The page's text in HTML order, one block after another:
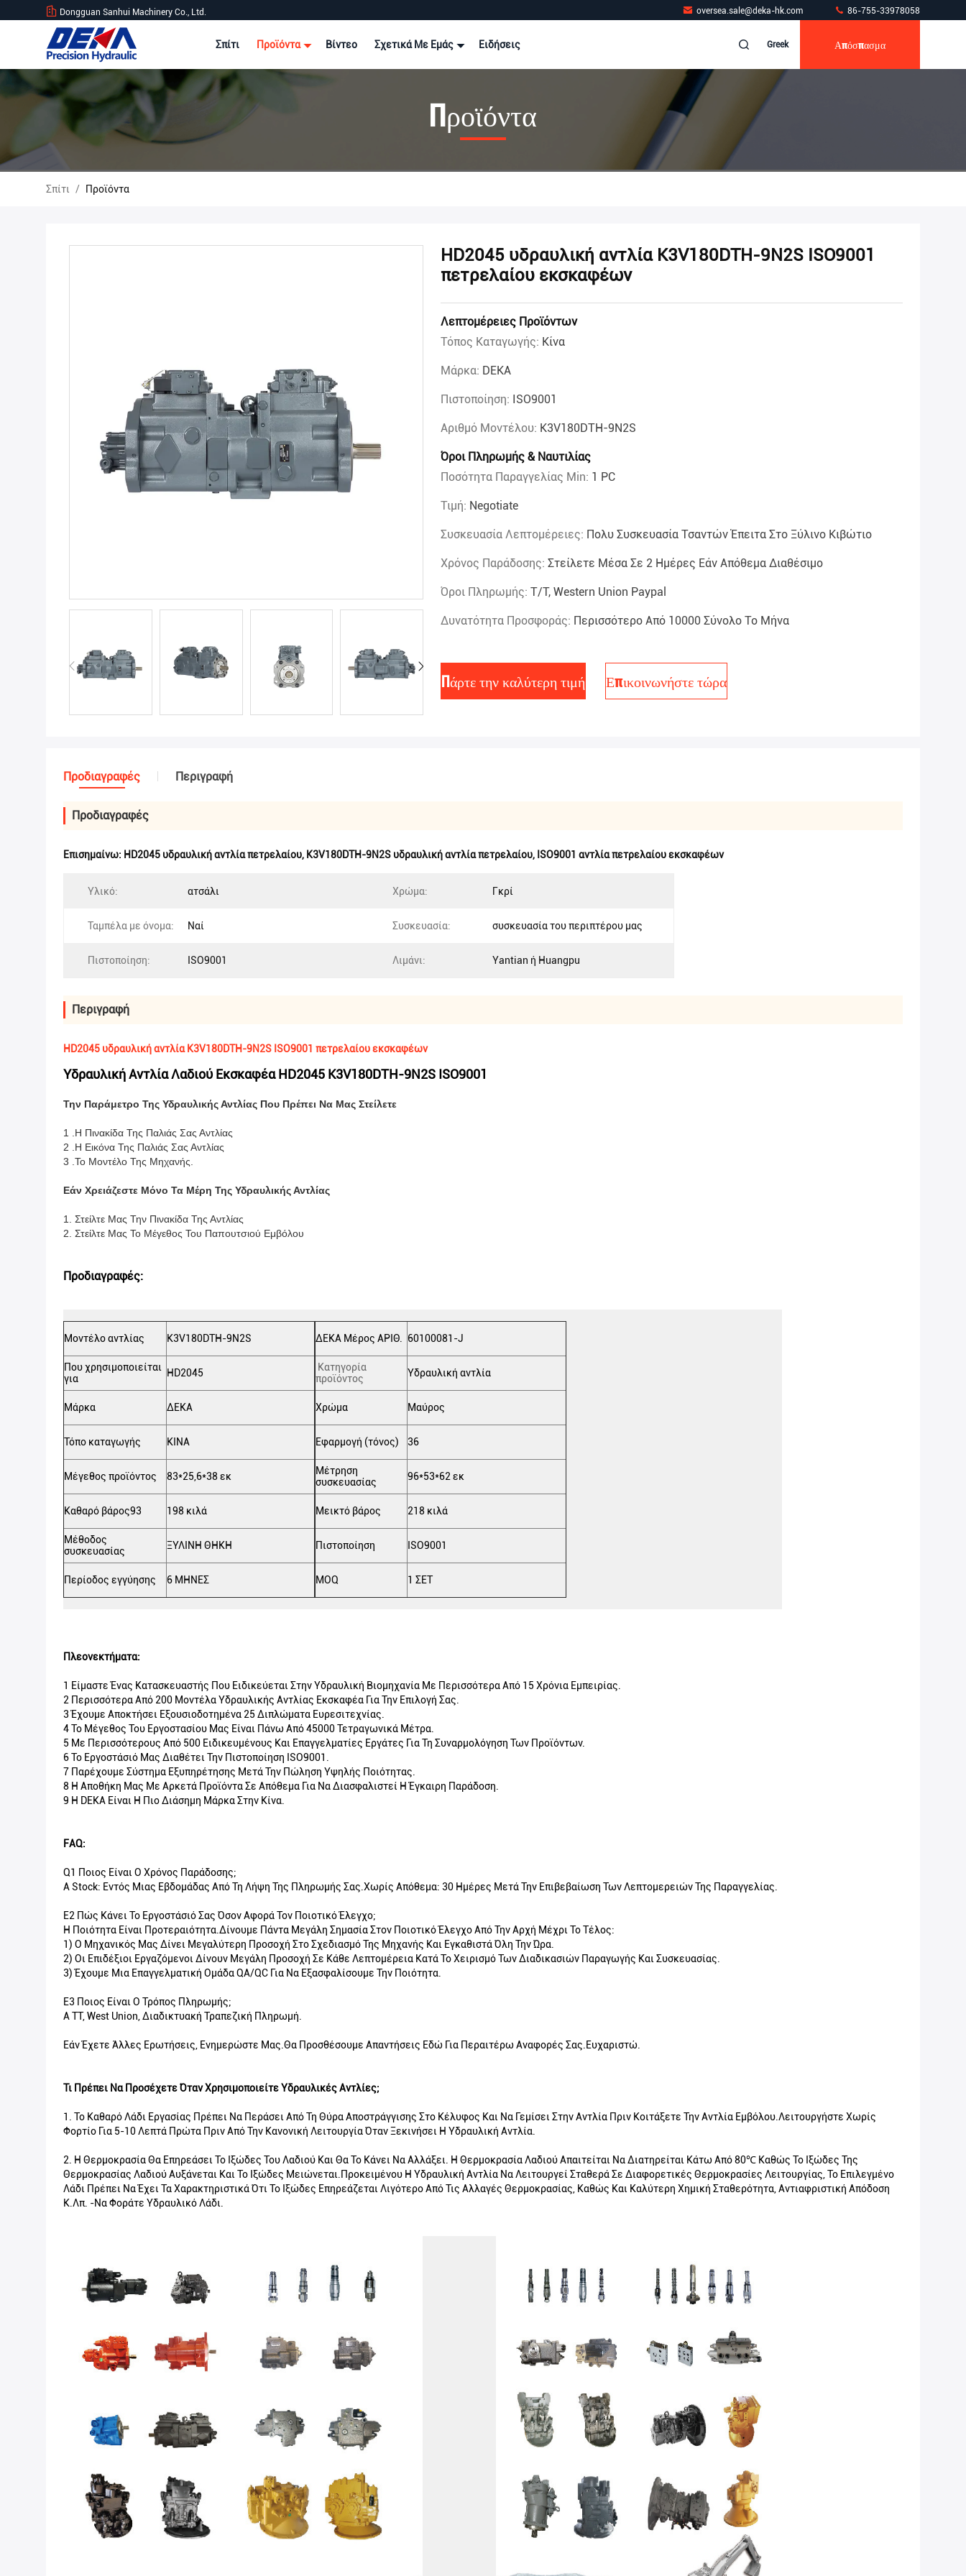
Dongguan Sanhui Machinery Co., Ltd. oversea.sale@deka-hk.com 86-755-33978058
Σπίτι Προϊόντα Βίντεο Σχετικά Με Εμάς Ειδήσεις Greek Απόσπασμα
Προϊόντα
Σπίτι / Προϊόντα
HD2045 υδραυλική αντλία K3V180DTH-9N2S ISO9001
πετρελαίου εκσκαφέων
Λεπτομέρειες Προϊόντων
Τόπος Καταγωγής: Κίνα
Μάρκα: DEKA
Πιστοποίηση: ISO9001
Αριθμό Μοντέλου: K3V180DTH-9N2S
Όροι Πληρωμής & Ναυτιλίας
Ποσότητα Παραγγελίας Min: 1 PC
Τιμή: Negotiate
Συσκευασία Λεπτομέρειες: Πολυ Συσκευασία Τσαντών Έπειτα Στο Ξύλινο Κιβώτιο
Χρόνος Παράδοσης: Στείλετε Μέσα Σε 2 Ημέρες Εάν Απόθεμα Διαθέσιμο
Όροι Πληρωμής: T/T, Western Union Paypal
Δυνατότητα Προσφοράς: Περισσότερο Από 10000 Σύνολο Το Μήνα
Πάρτε την καλύτερη τιμή Επικοινωνήστε τώρα
Προδιαγραφές Περιγραφή
Προδιαγραφές
Επισημαίνω: HD2045 υδραυλική αντλία πετρελαίου, K3V180DTH-9N2S υδραυλική αντλία πετρελαίου, ISO9001 αντλία πετρελαίου εκσκαφέων
Υλικό: ατσάλι Χρώμα: Γκρί
Ταμπέλα με όνομα: Ναί Συσκευασία: συσκευασία του περιπτέρου μας
Πιστοποίηση: ISO9001 Λιμάνι: Yantian ή Huangpu
Περιγραφή
HD2045 υδραυλική αντλία K3V180DTH-9N2S ISO9001 πετρελαίου εκσκαφέων
Υδραυλική Αντλία Λαδιού Εκσκαφέα HD2045 K3V180DTH-9N2S ISO9001
Την Παράμετρο Της Υδραυλικής Αντλίας Που Πρέπει Να Μας Στείλετε
1 .Η Πινακίδα Της Παλιάς Σας Αντλίας
2 .Η Εικόνα Της Παλιάς Σας Αντλίας
3 .Το Μοντέλο Της Μηχανής.
Εάν Χρειάζεστε Μόνο Τα Μέρη Της Υδραυλικής Αντλίας
1. Στείλτε Μας Την Πινακίδα Της Αντλίας
2. Στείλτε Μας Το Μέγεθος Του Παπουτσιού Εμβόλου
Προδιαγραφές:
Μοντέλο αντλίας K3V180DTH-9N2S
Που χρησιμοποιείται
για
HD2045
Μάρκα ΔΕΚΑ
Τόπο καταγωγής ΚΙΝΑ
Μέγεθος προϊόντος 83*25,6*38 εκ
Καθαρό βάρος93 198 κιλά
Μέθοδος
συσκευασίας
ΞΥΛΙΝΗ ΘΗΚΗ
Περίοδος εγγύησης 6 ΜΗΝΕΣ
ΔΕΚΑ Μέρος ΑΡΙΘ. 60100081-J
Κατηγορία
προϊόντος
Υδραυλική αντλία
Χρώμα Μαύρος
Εφαρμογή (τόνος) 36
Μέτρηση
συσκευασίας
96*53*62 εκ
Μεικτό βάρος 218 κιλά
Πιστοποίηση ISO9001
MOQ 1 ΣΕΤ
Πλεονεκτήματα:
1 Είμαστε Ένας Κατασκευαστής Που Ειδικεύεται Στην Υδραυλική Βιομηχανία Με Περισσότερα Από 15 Χρόνια Εμπειρίας.
2 Περισσότερα Από 200 Μοντέλα Υδραυλικής Αντλίας Εκσκαφέα Για Την Επιλογή Σας.
3 Έχουμε Αποκτήσει Εξουσιοδοτημένα 25 Διπλώματα Ευρεσιτεχνίας.
4 Το Μέγεθος Του Εργοστασίου Μας Είναι Πάνω Από 45000 Τετραγωνικά Μέτρα.
5 Με Περισσότερους Από 500 Ειδικευμένους Και Επαγγελματίες Εργάτες Για Τη Συναρμολόγηση Των Προϊόντων.
6 Το Εργοστάσιό Μας Διαθέτει Την Πιστοποίηση ISO9001.
7 Παρέχουμε Σύστημα Εξυπηρέτησης Μετά Την Πώληση Υψηλής Ποιότητας.
8 Η Αποθήκη Μας Με Αρκετά Προϊόντα Σε Απόθεμα Για Να Διασφαλιστεί Η Έγκαιρη Παράδοση.
9 Η DEKA Είναι Η Πιο Διάσημη Μάρκα Στην Κίνα.
FAQ:
Q1 Ποιος Είναι Ο Χρόνος Παράδοσης;
A Stock: Εντός Μιας Εβδομάδας Από Τη Λήψη Της Πληρωμής Σας.Χωρίς Απόθεμα: 30 Ημέρες Μετά Την Επιβεβαίωση Των Λεπτομερειών Της Παραγγελίας.
Ε2 Πώς Κάνει Το Εργοστάσιό Σας Όσον Αφορά Τον Ποιοτικό Έλεγχο;
Η Ποιότητα Είναι Προτεραιότητα.Δίνουμε Πάντα Μεγάλη Σημασία Στον Ποιοτικό Έλεγχο Από Την Αρχή Μέχρι Το Τέλος:
1) Ο Μηχανικός Μας Δίνει Μεγαλύτερη Προσοχή Στο Σχεδιασμό Της Μηχανής Και Εγκαθιστά Όλη Την Ώρα.
2) Οι Επιδέξιοι Εργαζόμενοι Δίνουν Μεγάλη Προσοχή Σε Κάθε Λεπτομέρεια Κατά Το Χειρισμό Των Διαδικασιών Παραγωγής Και Συσκευασίας.
3) Έχουμε Μια Επαγγελματική Ομάδα QA/QC Για Να Εξασφαλίσουμε Την Ποιότητα.
Ε3 Ποιος Είναι Ο Τρόπος Πληρωμής;
A TT, West Union, Διαδικτυακή Τραπεζική Πληρωμή.
Εάν Έχετε Άλλες Ερωτήσεις, Ενημερώστε Μας.Θα Προσθέσουμε Απαντήσεις Εδώ Για Περαιτέρω Αναφορές Σας.Ευχαριστώ.
Τι Πρέπει Να Προσέχετε Όταν Χρησιμοποιείτε Υδραυλικές Αντλίες;
1. Το Καθαρό Λάδι Εργασίας Πρέπει Να Περάσει Από Τη Θύρα Αποστράγγισης Στο Κέλυφος Και Να Γεμίσει Στην Αντλία Πριν Κοιτάξετε Την Αντλία Εμβόλου.Λειτουργήστε Χωρίς
Φορτίο Για 5-10 Λεπτά Πρώτα Πριν Από Την Κανονική Λειτουργία Όταν Ξεκινήσει Η Υδραυλική Αντλία.
2. Η Θερμοκρασία Θα Επηρεάσει Το Ιξώδες Του Λαδιού Και Θα Το Κάνει Να Αλλάξει. Η Θερμοκρασία Λαδιού Απαιτείται Να Διατηρείται Κάτω Από 80℃ Καθώς Το Ιξώδες Της
Θερμοκρασίας Λαδιού Αυξάνεται Και Το Ιξώδες Μειώνεται.Προκειμένου Η Υδραυλική Αντλία Να Λειτουργεί Σταθερά Σε Διαφορετικές Θερμοκρασίες Λειτουργίας, Το Επιλεγμένο
Λάδι Πρέπει Να Έχει Τα Χαρακτηριστικά Ότι Το Ιξώδες Επηρεάζεται Λιγότερο Από Τις Αλλαγές Θερμοκρασίας, Καθώς Και Καλύτερη Χημική Σταθερότητα, Αντιαφριστική Απόδοση
Κ.λπ. -Να Φοράτε Υδραυλικό Λάδι.